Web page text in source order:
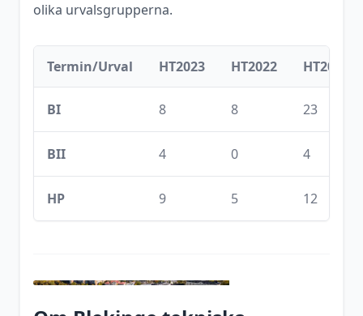
olika urvalsgrupperna.
Termin/Urval HT2023 HT2022 HT2021
BI 8 8 23
BII 4 0 4
HP 9 5 12